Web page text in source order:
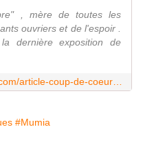
, mère de toutes les
ouvriers et de l'espoir .
dernière exposition de
#Mumia